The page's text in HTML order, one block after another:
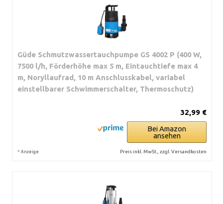
Güde Schmutzwassertauchpumpe GS 4002 P (400 W,
7500 l/h, Förderhöhe max 5 m, Eintauchtiefe max 4
m, Noryllaufrad, 10 m Anschlusskabel, variabel
einstellbarer Schwimmerschalter, Thermoschutz)
32,99 €
Bei Amazon
ansehen
* Anzeige Preis inkl. MwSt., zzgl. Versandkosten